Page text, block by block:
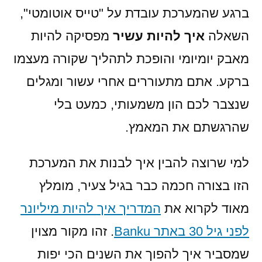
ברגע שהמערכת עובדת על "טייס אוטומטי",
השאלה איך להיות עשיר מפסיקה להיות
מאבק יומיומי והופכת לתהליך שקורה מעצמו
ברקע. אתם מתעוררים אחרי עשור ומגלים
שנצבר לכם הון משמעותי, כמעט בלי
שהרגשתם את המאמץ.
למי שרוצה להבין איך לבנות את המערכת
הזו בצורה חכמה כבר בגיל צעיר, מומלץ
מאוד לקרוא את המדריך איך להיות מיליונר
לפני גיל 30 באתר Banku
. זהו מקור מצוין
שמסביר איך להפוך את השנים הכי יפות